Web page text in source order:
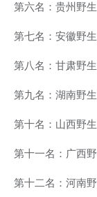
第六名：贵州野
第七名：安徽野
第八名：甘肃野
第九名：湖南野
第十名：山西野
第十一名：广西
第十二名：河南